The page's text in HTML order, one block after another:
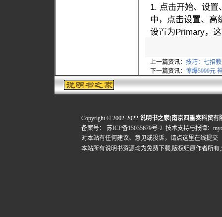
1. 点击开始、设
中，点击设置、高
设置为Primary，
上一篇资讯： 技巧：七招
下一篇资讯： 惊爆5999元
Copyright © 2002-2022 说明书之家(南京四重奏科贸有
备案号：
苏ICP备15035679号-2 技术支持与报障：
对本站有任何建议、意见或投诉， 请点这里在线提交
本站所有说明书资源均为免费下载,版权归原作者所